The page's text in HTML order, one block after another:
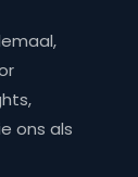
ons als